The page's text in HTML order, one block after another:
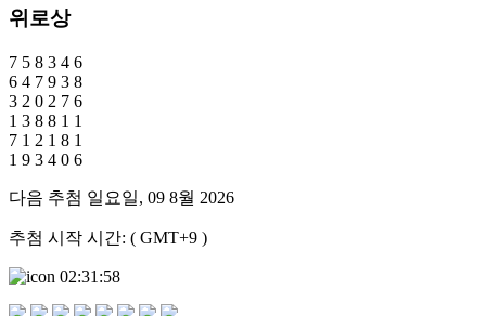
위로상
7 5 8 3 4 6
6 4 7 9 3 8
3 2 0 2 7 6
1 3 8 8 1 1
7 1 2 1 8 1
1 9 3 4 0 6
다음 추첨 일요일, 09 8월 2026
추첨 시작 시간: ( GMT+9 )
02:31:58